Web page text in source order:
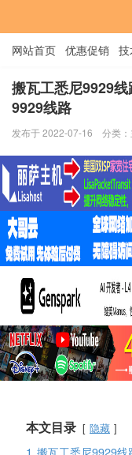
网站首页 优惠促销
全站标签 广告位
搬瓦工悉尼9929
9929线路
发布于 2022-07-16 分类：
本文目录 隐藏
1 搬瓦工悉尼9929线